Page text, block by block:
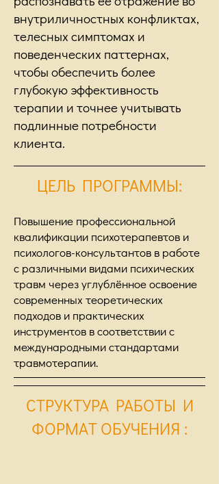
внутриличностных конфликтах,
телесных симптомах и
поведенческих паттернах,
чтобы обеспечить более
глубокую эффективность
терапии и точнее учитывать
подлинные потребности
клиента.
ЦЕЛЬ ПРОГРАММЫ:
Повышение профессиональной
квалификации психотерапевтов и
психологов-консультантов в работе
с различными видами психических
травм через углублённое освоение
современных теоретических
подходов и практических
инструментов в соответствии с
международными стандартами
травмотерапии.
СТРУКТУРА РАБОТЫ И
ФОРМАТ ОБУЧЕНИЯ :